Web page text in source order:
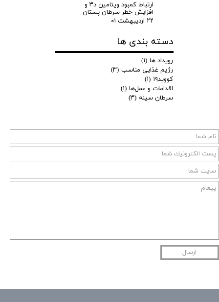
ارسال
ارتباط کمبود ویتامین د۳ و
افزایش خطر سرطان پستان
۲۲ اردیبهشت ۰۱
دسته بندی ها
رویداد ها (۱)
رژیم غذایی مناسب (۳)
کووید۱۹
(۱)
اقدامات و عمل‌ها (۱)
سرطان سینه (۳)